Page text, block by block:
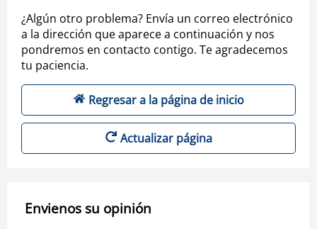
¿Algún otro problema? Envía un correo electrónico
a la dirección que aparece a continuación y nos
pondremos en contacto contigo. Te agradecemos
tu paciencia.
Regresar a la página de inicio
Actualizar página
Envienos su opinión